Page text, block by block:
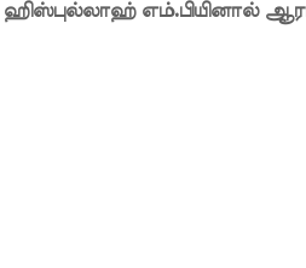
பாதிப்பு
ஹிஸ்புல்லாஹ் எம்.பியினால்